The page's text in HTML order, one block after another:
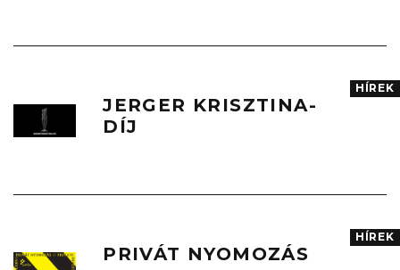
JERGER KRISZTINA-
DÍJ
HÍREK
PRIVÁT NYOMOZÁS
HÍREK